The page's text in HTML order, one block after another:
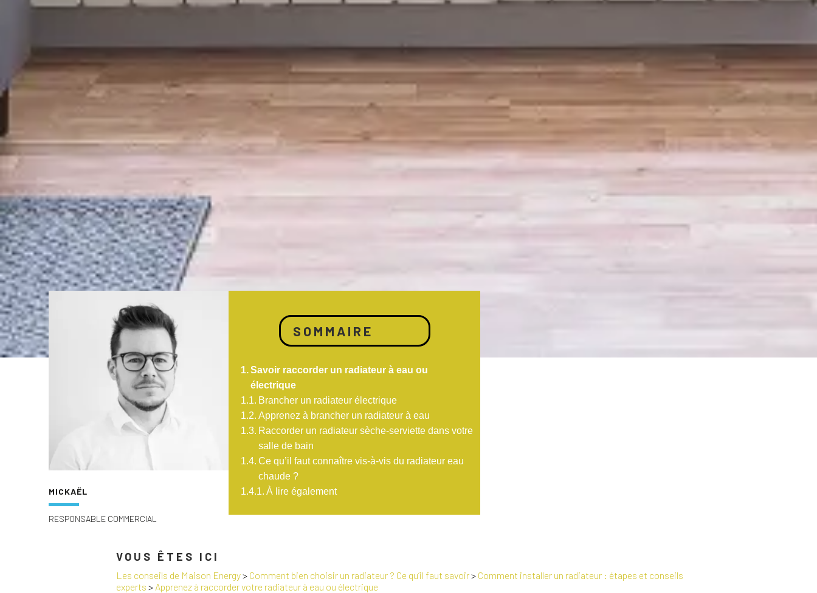
MICKAËL
RESPONSABLE COMMERCIAL
SOMMAIRE
Savoir raccorder un radiateur à eau ou
électrique
Brancher un radiateur électrique
Apprenez à brancher un radiateur à eau
Raccorder un radiateur sèche-serviette dans votre
salle de bain
Ce qu’il faut connaître vis-à-vis du radiateur eau
chaude ?
À lire également
VOUS ÊTES ICI
Les conseils de Maison Energy> Comment bien choisir un radiateur ? Ce qu’il faut savoir> Comment installer un radiateur : étapes et conseils
experts > Apprenez à raccorder votre radiateur à eau ou électrique